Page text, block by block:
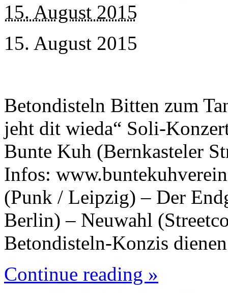
15. August 2015
15. August 2015
Betondisteln Bitten zum
jeht dit wieda“ Soli-
Bunte Kuh (Bernkasteler
Infos:
(Punk / Leipzig) – Der
Berlin) – Neuwahl
Betondisteln-Konzis
Continue reading »